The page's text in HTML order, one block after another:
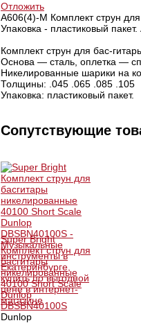
Отложить
A606(4)-M Комплект струн
Упаковка - пластиковый пакет.
Комплект струн для бас-
Основа — сталь, оплетка —
Никелированные шарики на
Толщины: .045 .065 .085 .105
Упаковка: пластиковый пакет.
Сопутствующие
Super Bright
Комплект струн для
басгитары
никелированные
40100 Short Scale
Dunlop
DBSBN40100S
Dunlop